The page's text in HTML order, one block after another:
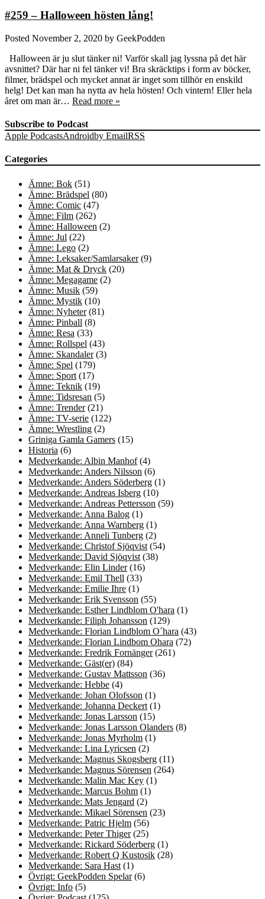
#259 – Halloween hösten lång!
Posted November 2, 2020 by GeekPodden
Halloween är ju slut tänker ni! Varför skall jag lyssna på det här
avsnittet? Där har ni fel tänker vi! Bra skräcktips i form av böcker,
filmer, brädspel och mycket annat är inget som tillhör en enskild
helg! Det kan man ha nytta av hela hösten! Och vintern! Eller hela
året om man är… Read more »
Subscribe to Podcast
Apple PodcastsAndroidby EmailRSS
Categories
Ämne: Bok (51)
Ämne: Brädspel (80)
Ämne: Comic (47)
Ämne: Film (262)
Ämne: Halloween (2)
Ämne: Jul (22)
Ämne: Lego (2)
Ämne: Leksaker/Samlarsaker(9)
Ämne: Mat & Dryck (20)
Ämne: Megagame (2)
Ämne: Musik (59)
Ämne: Mystik (10)
Ämne: Nyheter(81)
Ämne: Pinball (8)
Ämne: Resa (33)
Ämne: Rollspel (43)
Ämne: Skandaler(3)
Ämne: Spel (179)
Ämne: Sport (17)
Ämne: Teknik (19)
Ämne: Tidsresan (5)
Ämne: Trender(21)
Ämne: TV-serie (122)
Ämne: Wrestling (2)
Griniga Gamla Gamers (15)
Historia (6)
Medverkande: Albin Manhof(4)
Medverkande: Anders Nilsson (6)
Medverkande: Anders Söderberg (1)
Medverkande: Andreas Isberg (10)
Medverkande: Andreas Pettersson (59)
Medverkande: Anna Balog (1)
Medverkande: Anna Warnberg (1)
Medverkande: Anneli Tunberg (2)
Medverkande: Christof Sjöqvist (54)
Medverkande: David Sjöqvist (38)
Medverkande: Elin Linder(16)
Medverkande: Emil Thell (33)
Medverkande: Emilie Ihre (1)
Medverkande: Erik Svensson (55)
Medverkande: Esther Lindblom O'hara (1)
Medverkande: Filiph Johansson (129)
Medverkande: Florian Lindblom O´hara (43)
Medverkande: Florian Lindbom Ohara (72)
Medverkande: Fredrik Fornänger(261)
Medverkande: Gäst(er) (84)
Medverkande: Gustav Mattsson (36)
Medverkande: Hebbe (4)
Medverkande: Johan Olofsson (1)
Medverkande: Johanna Deckert (1)
Medverkande: Jonas Larsson (15)
Medverkande: Jonas Larsson Olanders (8)
Medverkande: Jonas Myrholm (1)
Medverkande: Lina Lyricsen (2)
Medverkande: Magnus Skogsberg (11)
Medverkande: Magnus Sörensen (264)
Medverkande: Malin Mac Key (1)
Medverkande: Marcus Bohm (1)
Medverkande: Mats Jengard (2)
Medverkande: Mikael Sörensen (23)
Medverkande: Patric Hjelm (56)
Medverkande: Peter Thiger(25)
Medverkande: Rickard Söderberg (1)
Medverkande: Robert Q Kustosik (28)
Medverkande: Sara Hast (1)
Övrigt: GeekPodden Spelar(6)
Övrigt: Info (5)